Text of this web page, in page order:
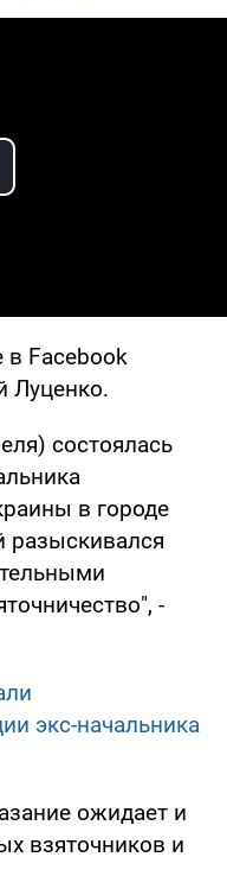
Video
в Facebook
Луценко.
состоялась
в городе
разыскивался
-
экс-начальника
ожидает и
взяточников и